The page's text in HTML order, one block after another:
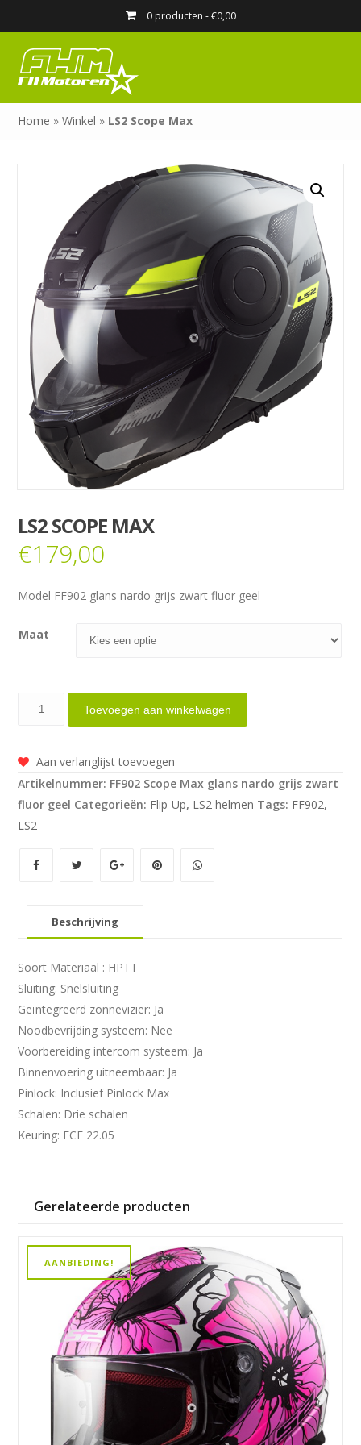
0 producten -€0,00
Home »Winkel » LS2 Scope Max
LS2 SCOPE MAX
€179,00
Model FF902 glans nardo grijs zwart fluor geel
Maat
aantal
Toevoegen aan winkelwagen
Aan verlanglijst toevoegen
Artikelnummer: FF902 Scope Max glans nardo grijs zwart
fluor geel Categorieën: Flip-Up, LS2 helmen Tags: FF902,
LS2
Beschrijving
Soort Materiaal : HPTT
Sluiting: Snelsluiting
Geïntegreerd zonnevizier: Ja
Noodbevrijding systeem: Nee
Voorbereiding intercom systeem: Ja
Binnenvoering uitneembaar: Ja
Pinlock: Inclusief Pinlock Max
Schalen: Drie schalen
Keuring: ECE 22.05
Gerelateerde producten
AANBIEDING!